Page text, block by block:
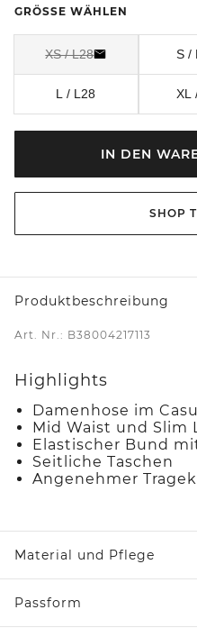
GRÖSSE WÄHLEN
XS / L28 S /
L / L28 XL
IN DEN
SHOP
Produktbeschreibung
Art. Nr.: B38004217113
Highlights
Damenhose im
Mid Waist und Slim
Elastischer Bund
Seitliche Taschen
Angenehmer
Material und Pflege
Passform